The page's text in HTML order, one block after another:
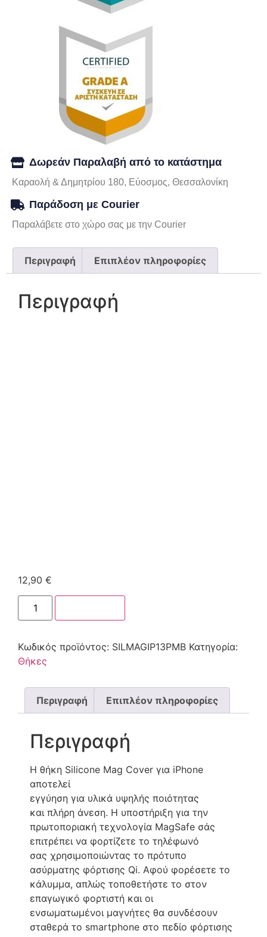
Δωρεάν Παραλαβή από το κατάστημα
Καραολή & Δημητρίου 180, Εύοσμος, Θεσσαλονίκη
Παράδοση με Courier
Παραλάβετε στο χώρο σας με την Courier
Περιγραφή Επιπλέον πληροφορίες
Περιγραφή
12,90 €
Κωδικός προϊόντος: SILMAGIP13PMB Κατηγορία:
Θήκες
Περιγραφή Επιπλέον πληροφορίες
Περιγραφή
Η θήκη Silicone Mag Cover για iPhone
αποτελεί
εγγύηση για υλικά υψηλής ποιότητας
και πλήρη άνεση. Η υποστήριξη για την
πρωτοποριακή τεχνολογία MagSafe σάς
επιτρέπει να φορτίζετε το τηλέφωνό
σας χρησιμοποιώντας το πρότυπο
ασύρματης φόρτισης Qi. Αφού φορέσετε το
κάλυμμα, απλώς τοποθετήστε το στον
επαγωγικό φορτιστή και οι
ενσωματωμένοι μαγνήτες θα συνδέσουν
σταθερά το smartphone στο πεδίο φόρτισης